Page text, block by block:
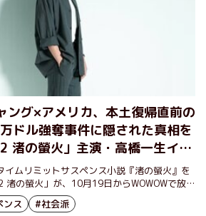
ング×アメリカ、本土復帰直前の
ドル強奪事件に隠された真相を
渚の螢火」主演・高橋一生イン
イムリミットサスペンス小説『渚の螢火』を
渚の螢火」が、10月19日からWOWOWで放
解決するため、琉球警察の特別対策室班長に
太一を演じるのは、高橋一生さん。真栄田の
ンス #社会派